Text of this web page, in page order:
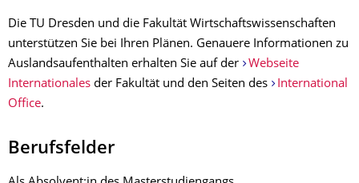
Die TU Dresden und die Fakultät Wirtschaftswissenschaften
unterstützen Sie bei Ihren Plänen. Genauere Informationen zu
Auslandsaufenthalten erhalten Sie auf der
Webseite
Internationales der Fakultät und den Seiten des
International
Office.
Berufsfelder